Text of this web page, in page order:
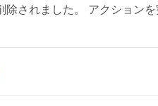
されました。 アクション